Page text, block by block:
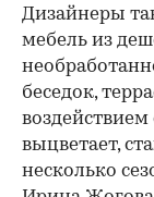
Дизайнеры
мебель из
беседок,
выцветает,
несколько